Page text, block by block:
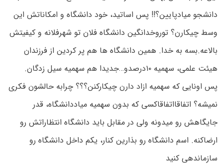
دانشجو میادپایین؟!! پس اساتید، خود دانشگاه و امکاناتش این
وسط چیکارن؟ توروخدانگین دانشگاه فلان تو شهرفلانه و کیفیتش
بالاعه.بسه به خدا. همین دانشگاه ها هم پر کردین از فرزندان
هیئت علمی، سهمیه ۱۰درصدو…جدیدا هم سهمیه سیل زدگان.
پس اونایی که سهمیه ازاد دارن چیکارکنن؟؟؟ چرابه حالشون فکری
نمیشه؟ اتفاقااتفاقاکسی که بدون سهمیه میاددانشگاه، قدر
جایگاهش رو میدونه ولی در مقابل باید دانشگاه انتظاراتش رو
ارضاکنه. اسم دانشگاه رو بذارین کنار، یکم داخل دانشگاه رو
سازماندهی کنید